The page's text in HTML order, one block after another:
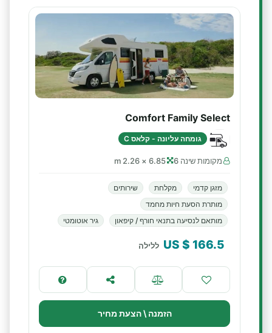
Comfort Family Select
גומחה עליונה - קלאס C
מקומות שינה 6 6.85 × 2.26 m
מזגן קדמי מקלחת
שירותים
מותרת הסעת חיות מחמד
מותאם לנסיעה בתנאי חורף / קיפאון
גיר אוטומטי
166.5
$ US ללילה
הזמנה \ הצעת מחיר